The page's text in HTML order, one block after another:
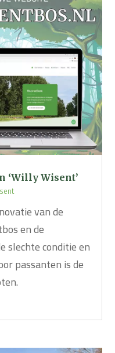
‘Willy Wisent’
van de
en de
slechte conditie en
passanten is de